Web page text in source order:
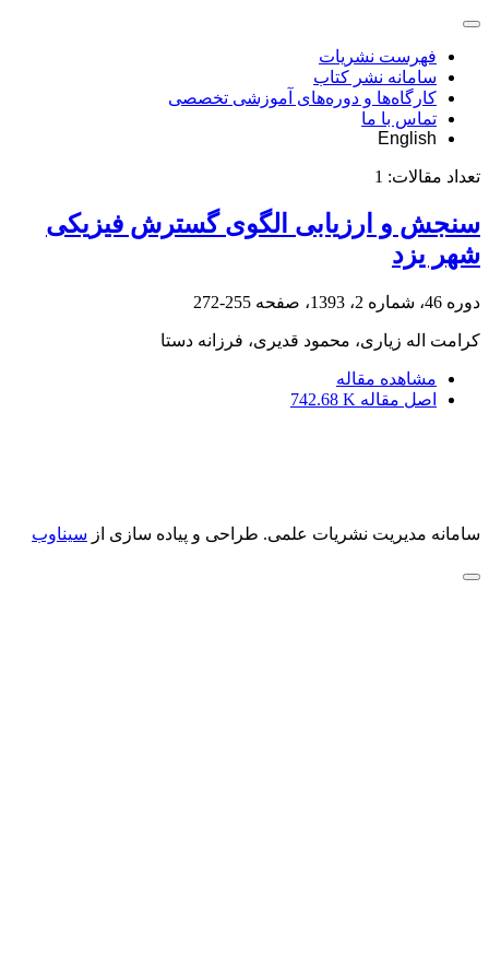
فهرست نشریات
سامانه نشر کتاب
کارگاه‌ها و دوره‌های آموزشی تخصصی
تماس با ما
English
تعداد مقالات: 1
سنجش و ارزیابی الگوی گسترش فیزیکی
شهر یزد
دوره 46، شماره 2، 1393، صفحه 255-272
کرامت اله زیاری، محمود قدیری، فرزانه دستا
مشاهده مقاله
اصل مقاله 742.68 K
سامانه مدیریت نشریات علمی. طراحی و پیاده سازی از سیناوب